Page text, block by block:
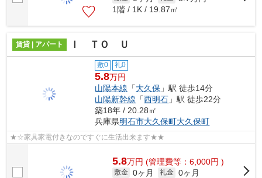
1階 / 1K / 19.87㎡
賃貸 | アパート Ｉ ＴＯ Ｕ
敷0 礼0
5.8万円
山陽本線 「大久保 」駅 徒歩14分
山陽新幹線 「西明石 」駅 徒歩22分
築18年 / 20.28㎡
兵庫県明石市大久保町大久保町
★☆家具家電付きなのですぐに生活出来ます★★
5.8万円 (管理費等：6,000円 )
敷金 0ヶ月 礼金 0ヶ月